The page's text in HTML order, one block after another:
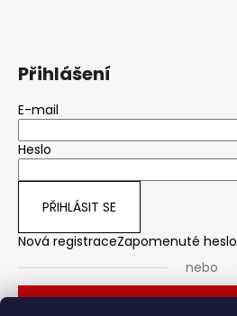
Přihlášení
E-mail
Heslo
PŘIHLÁSIT SE
Nová registraceZapomenuté heslo
nebo